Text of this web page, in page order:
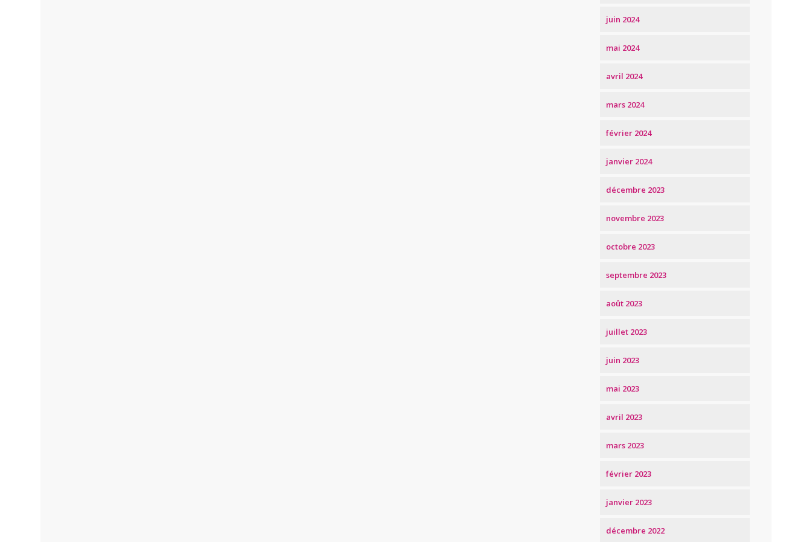
juin 2024
mai 2024
avril 2024
mars 2024
février 2024
janvier 2024
décembre 2023
novembre 2023
octobre 2023
septembre 2023
août 2023
juillet 2023
juin 2023
mai 2023
avril 2023
mars 2023
février 2023
janvier 2023
décembre 2022